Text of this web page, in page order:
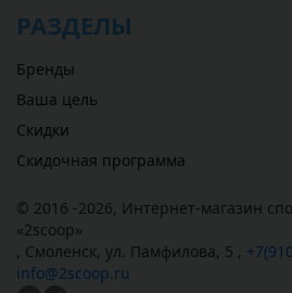
РАЗДЕЛЫ
Бренды
Ваша цель
Скидки
Скидочная программа
© 2016 -2026, Интернет-магазин
«2scoop»
, Смоленск, ул. Памфилова, 5 ,
info@2scoop.ru